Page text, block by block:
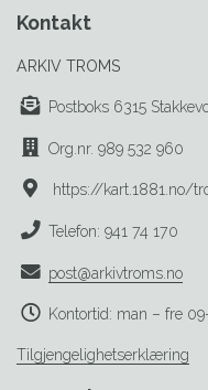
Kontakt
ARKIV TROMS
Postboks 6315
Org.nr. 989 532 960
https://kart.1881.no/
Telefon: 941 74 170
post@arkivtroms.no
Kontortid: man – fre
Tilgjengelighetserklæring